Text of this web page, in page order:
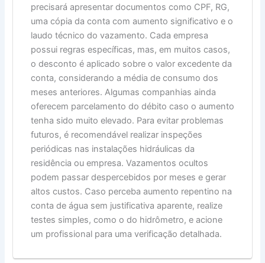
precisará apresentar documentos como CPF, RG,
uma cópia da conta com aumento significativo e o
laudo técnico do vazamento. Cada empresa
possui regras específicas, mas, em muitos casos,
o desconto é aplicado sobre o valor excedente da
conta, considerando a média de consumo dos
meses anteriores. Algumas companhias ainda
oferecem parcelamento do débito caso o aumento
tenha sido muito elevado. Para evitar problemas
futuros, é recomendável realizar inspeções
periódicas nas instalações hidráulicas da
residência ou empresa. Vazamentos ocultos
podem passar despercebidos por meses e gerar
altos custos. Caso perceba aumento repentino na
conta de água sem justificativa aparente, realize
testes simples, como o do hidrômetro, e acione
um profissional para uma verificação detalhada.